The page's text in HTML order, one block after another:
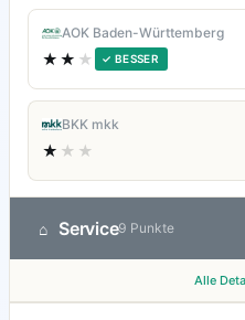
AOK Baden-Württemberg
★★ ★ ✓ BESSER
BKK mkk
★ ★★
⌂ Service9 Punkte
Alle